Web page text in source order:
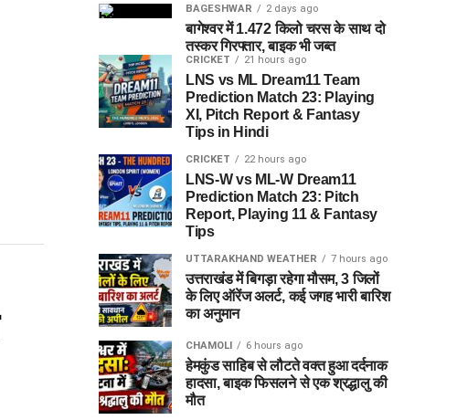
BAGESHWAR 2 days ago
बागेश्वर में 1.472 किलो चरस के साथ दो
तस्कर गिरफ्तार, बाइक भी जब्त
CRICKET 21 hours ago
LNS vs ML Dream11 Team
Prediction Match 23: Playing
XI, Pitch Report & Fantasy
Tips in Hindi
CRICKET 22 hours ago
LNS-W vs ML-W Dream11
Prediction Match 23: Pitch
Report, Playing 11 & Fantasy
Tips
UTTARAKHAND WEATHER 7 hours ago
उत्तराखंड में बिगड़ा रहेगा मौसम, 3 जिलों
के लिए ऑरेंज अलर्ट, कई जगह भारी बारिश
का अनुमान
CHAMOLI 6 hours ago
हेमकुंड साहिब से लौटते वक्त हुआ दर्दनाक
हादसा, बाइक फिसलने से एक श्रद्धालु की
मौत